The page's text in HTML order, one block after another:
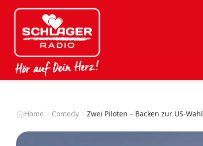
Home Comedy Zwei Piloten – Backen zur US-Wahl